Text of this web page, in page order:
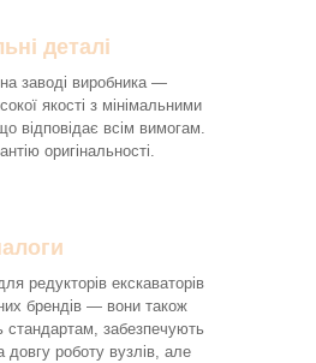
деталі
заводі виробника —
якості з мінімальними
відповідає всім вимогам.
оригінальності.
редукторів екскаваторів
брендів — вони також
стандартам, забезпечують
довгу роботу вузлів, але